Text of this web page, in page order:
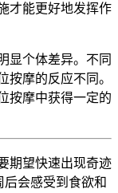
才能更好地发挥作
显个体差异。不同
按摩的反应不同。
按摩中获得一定的
期望快速出现奇迹
后会感受到食欲和